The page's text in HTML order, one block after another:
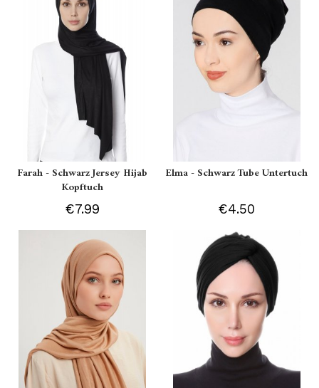
Farah - Schwarz Jersey Hijab
Kopftuch
€7.99
Elma - Schwarz Tube Untertuch
€4.50